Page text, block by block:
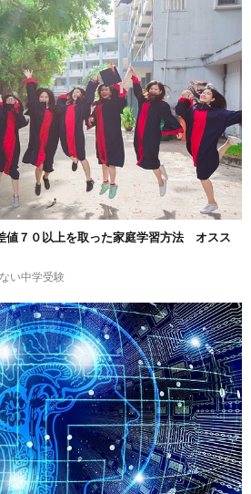
値７０以上を取った家庭学習方法 オスス
い中学受験